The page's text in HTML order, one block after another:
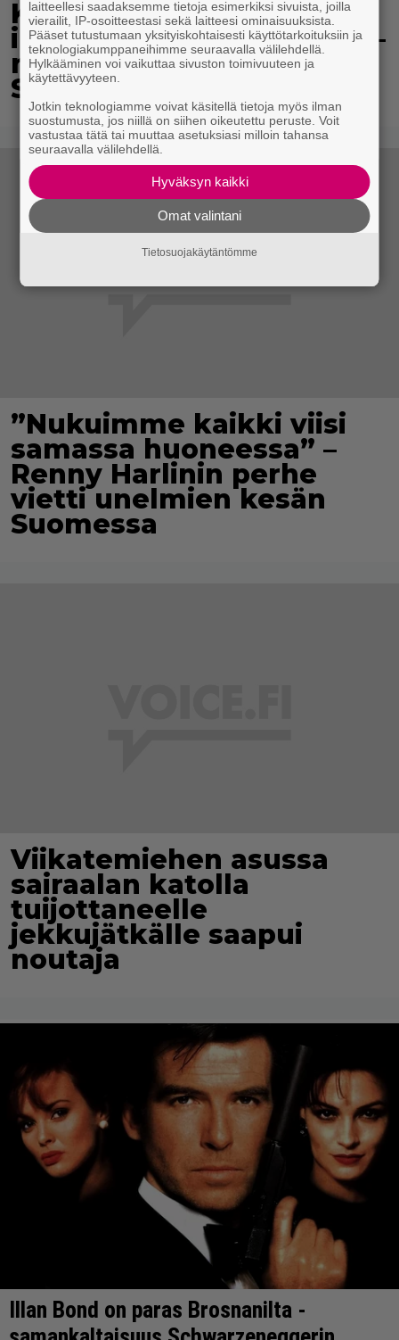
Koululaisille jaetaan
ilmaisia heijastinreppuja –
näin voit lunastaa omasi
S-marketista
”Nukuimme kaikki viisi
samassa huoneessa” –
Renny Harlinin perhe
vietti unelmien kesän
Suomessa
Viikatemiehen asussa
sairaalan katolla
tuijottaneelle
jekkujätkälle saapui
noutaja
laitteellesi saadaksemme tietoja esimerkiksi sivuista, joilla
vierailit, IP-osoitteestasi sekä laitteesi ominaisuuksista.
Pääset tutustumaan yksityiskohtaisesti käyttötarkoituksiin ja
teknologiakumppaneihimme seuraavalla välilehdellä.
Hylkääminen voi vaikuttaa sivuston toimivuuteen ja
käytettävyyteen.
Jotkin teknologiamme voivat käsitellä tietoja myös ilman
suostumusta, jos niillä on siihen oikeutettu peruste. Voit
vastustaa tätä tai muuttaa asetuksiasi milloin tahansa
seuraavalla välilehdellä.
Hyväksyn kaikki
Omat valintani
Tietosuojakäytäntömme